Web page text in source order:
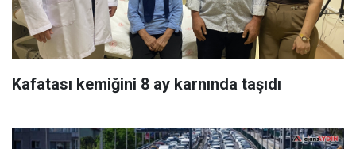
Kafatası kemiğini 8 ay karnında taşıdı